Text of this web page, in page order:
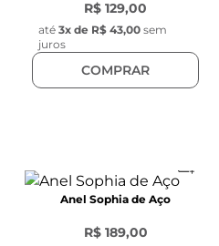
R$ 129,00
até 3x de R$ 43,00 sem
juros
COMPRAR
Anel Sophia de Aço
R$ 189,00